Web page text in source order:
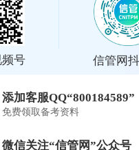
号 信管网
添加客服QQ“800184589”
免费领取备考资料
微信关注“信管网”公众号